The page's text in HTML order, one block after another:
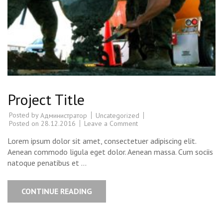
Project Title
Posted by Администратор
Uncategorized
Posted on 28.12.2016 Leave a Comment
Lorem ipsum dolor sit amet, consectetuer adipiscing elit.
Aenean commodo ligula eget dolor. Aenean massa. Cum sociis
natoque penatibus et …
CONTINUE READING